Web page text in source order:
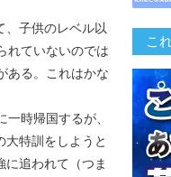
、子供のレベル以
れていないのでは
ある。これはかな
時帰国するが、
特訓をしようと
追われて（つま
こ